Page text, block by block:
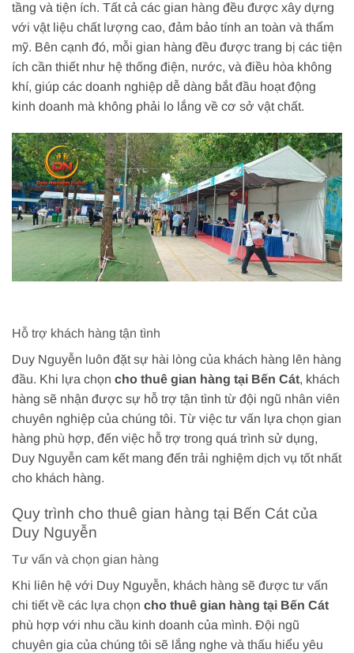
tầng và tiện ích. Tất cả các gian hàng đều được xây dựng
với vật liệu chất lượng cao, đảm bảo tính an toàn và thẩm
mỹ. Bên cạnh đó, mỗi gian hàng đều được trang bị các tiện
ích cần thiết như hệ thống điện, nước, và điều hòa không
khí, giúp các doanh nghiệp dễ dàng bắt đầu hoạt động
kinh doanh mà không phải lo lắng về cơ sở vật chất.
Hỗ trợ khách hàng tận tình
Duy Nguyễn luôn đặt sự hài lòng của khách hàng lên hàng
đầu. Khi lựa chọn cho thuê gian hàng tại Bến Cát, khách
hàng sẽ nhận được sự hỗ trợ tận tình từ đội ngũ nhân viên
chuyên nghiệp của chúng tôi. Từ việc tư vấn lựa chọn gian
hàng phù hợp, đến việc hỗ trợ trong quá trình sử dụng,
Duy Nguyễn cam kết mang đến trải nghiệm dịch vụ tốt nhất
cho khách hàng.
Quy trình cho thuê gian hàng tại Bến Cát của
Duy Nguyễn
Tư vấn và chọn gian hàng
Khi liên hệ với Duy Nguyễn, khách hàng sẽ được tư vấn
chi tiết về các lựa chọn cho thuê gian hàng tại Bến Cát
phù hợp với nhu cầu kinh doanh của mình. Đội ngũ
chuyên gia của chúng tôi sẽ lắng nghe và thấu hiểu yêu